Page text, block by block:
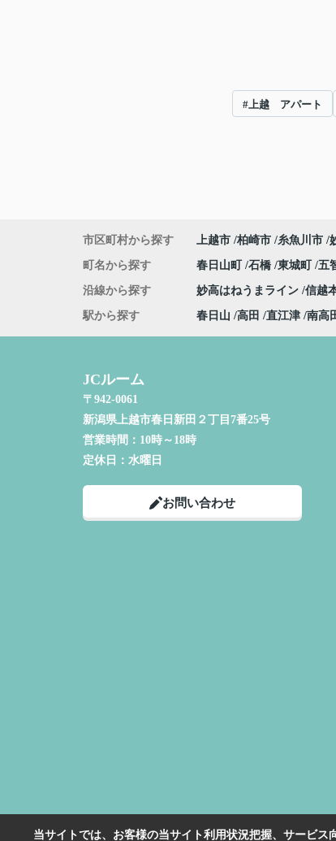
#上越 アパート
市区町村から探す 上越市 柏崎市 糸魚川市
町名から探す 春日山町 石橋 東城町 五
沿線から探す 妙高はねうまライン 信越
駅から探す 春日山 高田 直江津 南高
JCルーム
〒942-0061
新潟県上越市春日新田２丁目7番25号
営業時間： 10時～18時
定休日： 水曜日
お問い合わせ
当サイトでは、お客様の当サイト利用状況把握、サービス